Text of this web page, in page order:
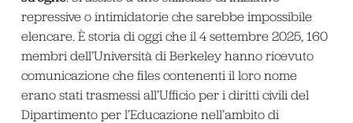
repressive o intimidatorie che sarebbe impossibile
elencare. È storia di oggi che il 4 settembre 2025, 160
membri dell’Università di Berkeley hanno ricevuto
comunicazione che files contenenti il loro nome
erano stati trasmessi all’Ufficio per i diritti civili del
Dipartimento per l’Educazione nell’ambito di